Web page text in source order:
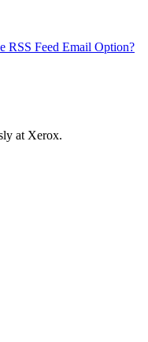
RSS Feed Email Option?
at Xerox.